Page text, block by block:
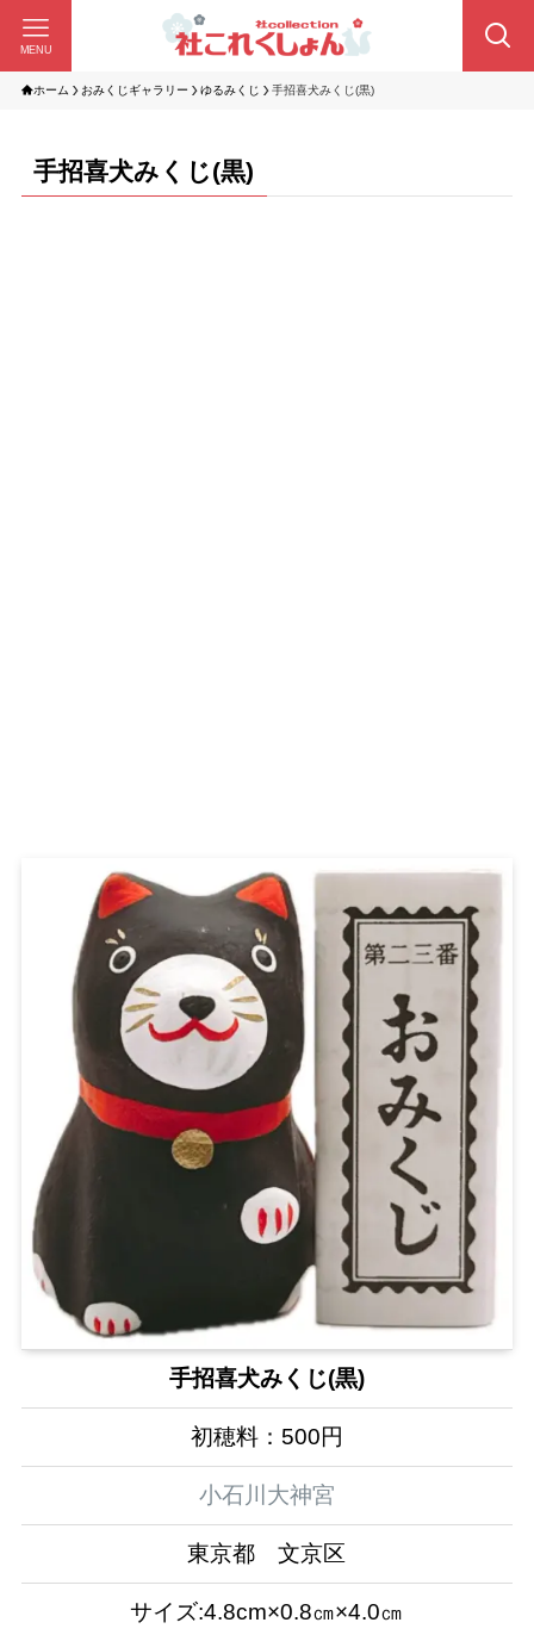
MENU
ホーム おみくじギャラリー ゆるみくじ 手招喜犬みくじ(黒)
手招喜犬みくじ(黒)
手招喜犬みくじ(黒)
初穂料：500円
小石川大神宮
東京都 文京区
サイズ:4.8cm×0.8㎝×4.0㎝